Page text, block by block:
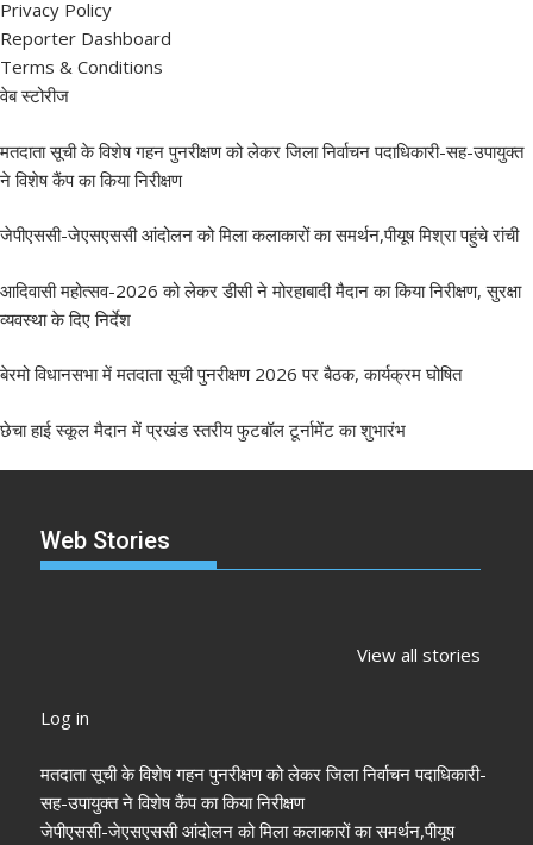
Privacy Policy
Reporter Dashboard
Terms & Conditions
वेब स्टोरीज
मतदाता सूची के विशेष गहन पुनरीक्षण को लेकर जिला निर्वाचन पदाधिकारी-सह-उपायुक्त
ने विशेष कैंप का किया निरीक्षण
जेपीएससी-जेएसएससी आंदोलन को मिला कलाकारों का समर्थन,पीयूष मिश्रा पहुंचे रांची
आदिवासी महोत्सव-2026 को लेकर डीसी ने मोरहाबादी मैदान का किया निरीक्षण, सुरक्षा
व्यवस्था के दिए निर्देश
बेरमो विधानसभा में मतदाता सूची पुनरीक्षण 2026 पर बैठक, कार्यक्रम घोषित
छेचा हाई स्कूल मैदान में प्रखंड स्तरीय फुटबॉल टूर्नामेंट का शुभारंभ
Web Stories
View all stories
तस्वीर साफ
‘संविधान बचाओ रैली’:
पलक तिवारी
Log in
मतदाता सूची के विशेष गहन पुनरीक्षण को लेकर जिला निर्वाचन पदाधिकारी-
सह-उपायुक्त ने विशेष कैंप का किया निरीक्षण
जेपीएससी-जेएसएससी आंदोलन को मिला कलाकारों का समर्थन,पीयूष